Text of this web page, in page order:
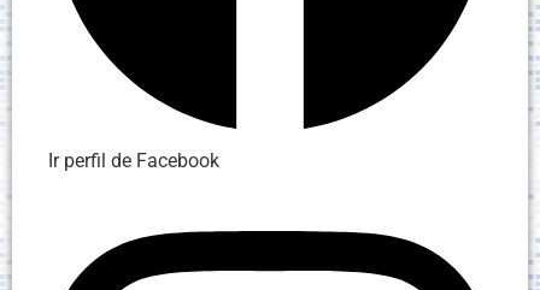
Ir perfil de Facebook